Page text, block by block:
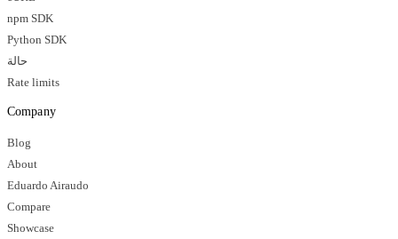
npm SDK
Python SDK
حالة
Rate limits
Company
Blog
About
Eduardo Airaudo
Compare
Showcase